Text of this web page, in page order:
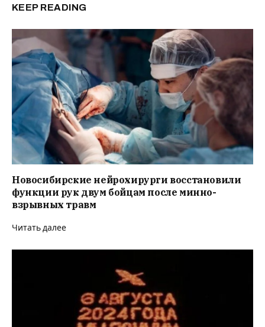
KEEP READING
Новосибирские нейрохирурги восстановили
функции рук двум бойцам после минно-
взрывных травм
Читать далее